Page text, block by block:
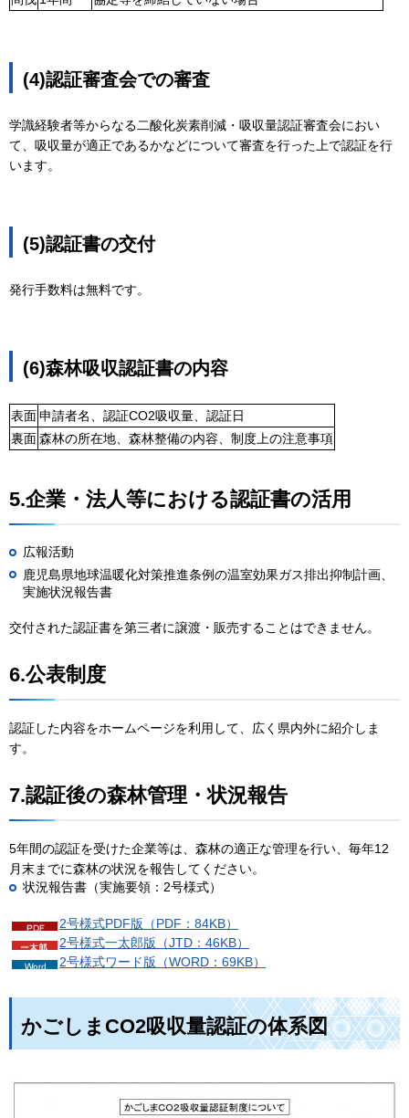
(4)認証審査会での審査
学識経験者等からなる二酸化炭素削減・吸収量認証審査会におい
て、吸収量が適正であるかなどについて審査を行った上で認証を行
います。
(5)認証書の交付
発行手数料は無料です。
(6)森林吸収認証書の内容
表面申請者名、認証CO2吸収量、認証日
裏面森林の所在地、森林整備の内容、制度上の注意事項
5.企業・法人等における認証書の活用
広報活動
鹿児島県地球温暖化対策推進条例の温室効果ガス排出抑制計画、
実施状況報告書
交付された認証書を第三者に譲渡・販売することはできません。
6.公表制度
認証した内容をホームページを利用して、広く県内外に紹介しま
す。
7.認証後の森林管理・状況報告
5年間の認証を受けた企業等は、森林の適正な管理を行い、毎年12
月末までに森林の状況を報告してください。
状況報告書（実施要領：2号様式）
2号様式PDF版（PDF：84KB）
2号様式一太郎版（JTD：46KB）
2号様式ワード版（WORD：69KB）
かごしまCO2吸収量認証の体系図